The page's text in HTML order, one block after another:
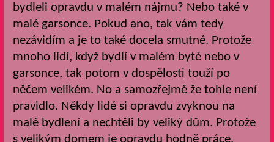
bydleli opravdu v malém nájmu? Nebo také v
malé garsonce. Pokud ano, tak vám tedy
nezávidím a je to také docela smutné. Protože
mnoho lidí, když bydlí v malém bytě nebo v
garsonce, tak potom v dospělosti touží po
něčem velikém. No a samozřejmě že tohle není
pravidlo. Někdy lidé si opravdu zvyknou na
malé bydlení a nechtěli by veliký dům. Protože
s velikým domem je opravdu hodně práce.